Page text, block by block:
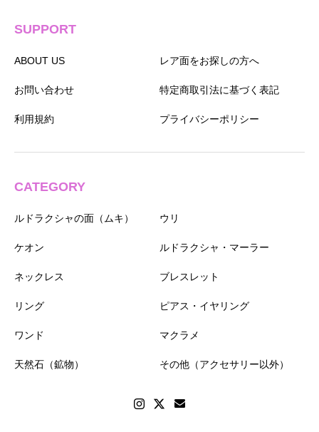
SUPPORT
ABOUT US レア面をお探しの方へ
お問い合わせ 特定商取引法に基づく表記
利用規約 プライバシーポリシー
CATEGORY
ルドラクシャの面（ムキ） ウリ
ケオン ルドラクシャ・マーラー
ネックレス ブレスレット
リング ピアス・イヤリング
ワンド マクラメ
天然石（鉱物） その他（アクセサリー以外）